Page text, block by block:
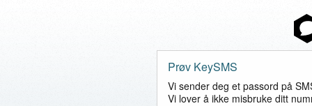
Prøv KeySMS
Vi sender deg et passord på
Vi lover å ikke misbruke ditt